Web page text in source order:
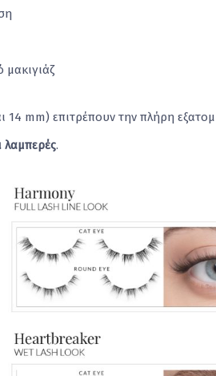
14 mm) επιτρέπουν την πλήρη
λαμπερές.